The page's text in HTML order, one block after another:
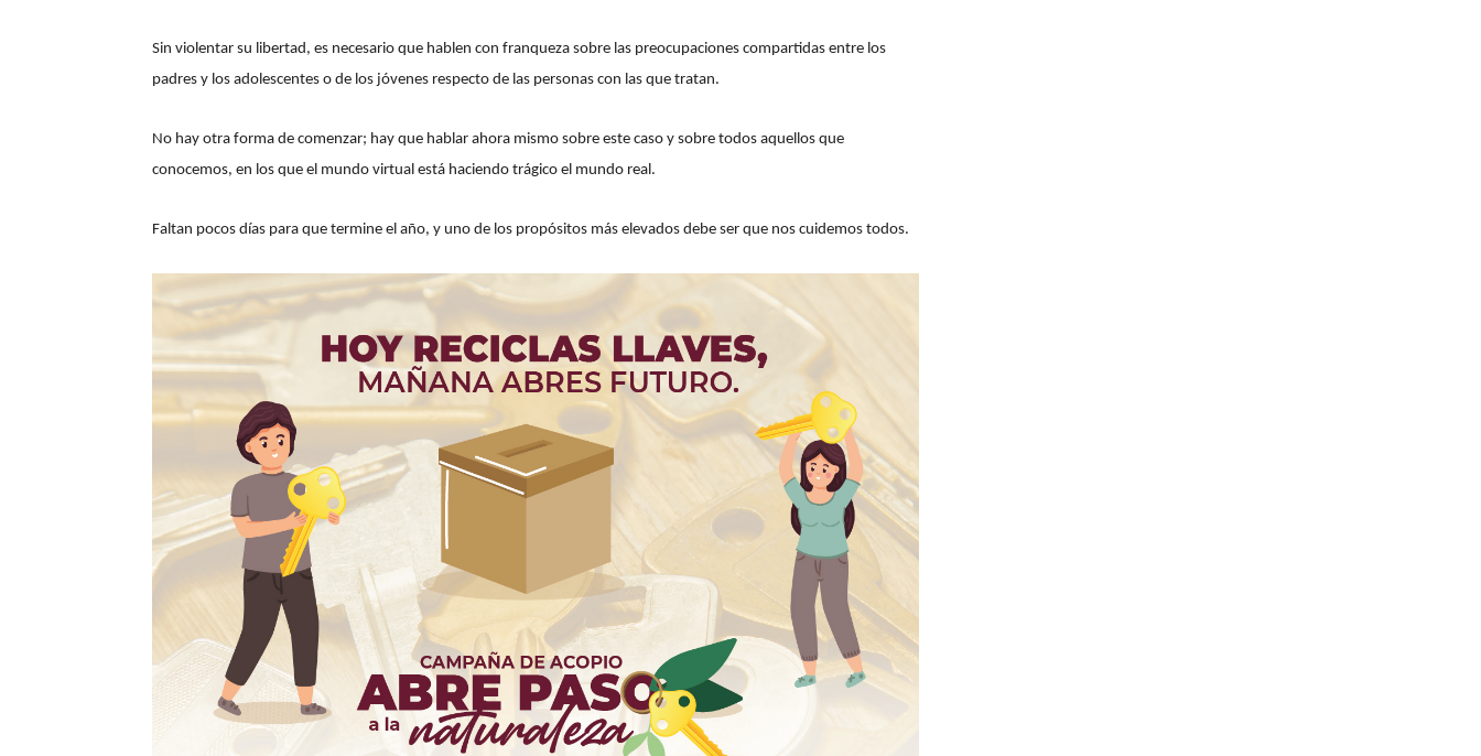
Sin violentar su libertad, es necesario que hablen con franqueza sobre las preocupaciones compartidas entre los
padres y los adolescentes o de los jóvenes respecto de las personas con las que tratan.
No hay otra forma de comenzar; hay que hablar ahora mismo sobre este caso y sobre todos aquellos que
conocemos, en los que el mundo virtual está haciendo trágico el mundo real.
Faltan pocos días para que termine el año, y uno de los propósitos más elevados debe ser que nos cuidemos todos.